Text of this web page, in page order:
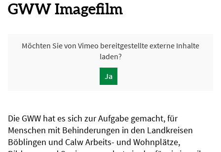
GWW Imagefilm
Möchten Sie von Vimeo bereitgestellte externe Inhalte
laden?
Ja
Die GWW hat es sich zur Aufgabe gemacht, für
Menschen mit Behinderungen in den Landkreisen
Böblingen und Calw Arbeits- und Wohnplätze,